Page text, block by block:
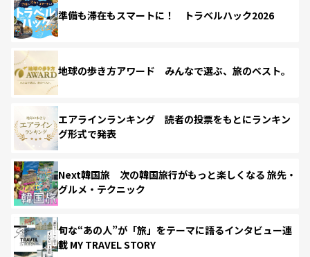
準備も滞在もスマートに！ トラベルハック2026
地球の歩き方アワード みんなで選ぶ、旅のベスト。
エアラインランキング 読者の投票をもとにランキン
グ形式で発表
Next韓国旅 次の韓国旅行がもっと楽しくなる 旅先・
グルメ・テクニック
旬な“あの人”が「旅」をテーマに語るインタビュー連
載 MY TRAVEL STORY